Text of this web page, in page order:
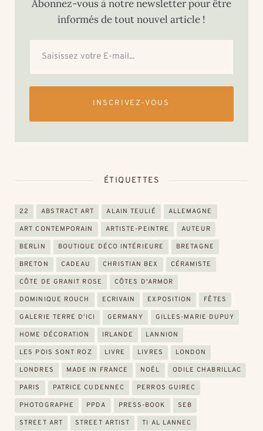
Abonnez-vous à notre newsletter pour être
informés de tout nouvel article !
INSCRIVEZ-VOUS
ÉTIQUETTES
22 ABSTRACT ART ALAIN TEULIÉ ALLEMAGNE
ART CONTEMPORAIN ARTISTE-PEINTRE AUTEUR
BERLIN BOUTIQUE DÉCO INTÉRIEURE BRETAGNE
BRETON CADEAU CHRISTIAN BEX CÉRAMISTE
CÔTE DE GRANIT ROSE CÔTES D'ARMOR
DOMINIQUE ROUCH ECRIVAIN EXPOSITION FÊTES
GALERIE TERRE D'ICI GERMANY GILLES-MARIE DUPUY
HOME DÉCORATION IRLANDE LANNION
LES POIS SONT ROZ LIVRE LIVRES LONDON
LONDRES MADE IN FRANCE NOËL ODILE CHABRILLAC
PARIS PATRICE CUDENNEC PERROS GUIREC
PHOTOGRAPHE PPDA PRESS-BOOK SEB
STREET ART STREET ARTIST TI AL LANNEC